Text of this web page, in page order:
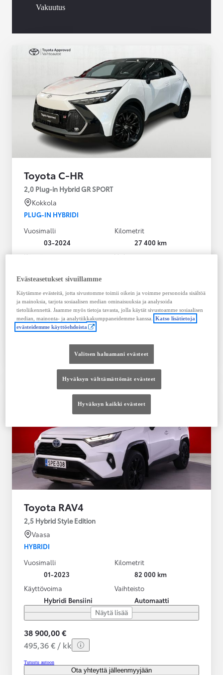
Vakuutus
Toyota C-HR
2,0 Plug-in Hybrid GR SPORT
Kokkola
PLUG-IN HYBRIDI
Vuosimalli
03-2024
Kilometrit
27 400 km
Käyttövoima
Bensiini
Vaihteisto
Näytä lisää
36 900,00 €
Tutustu autoon
Vertaile
Toyota RAV4
2,5 Hybrid Style Edition
Vaasa
HYBRIDI
Vuosimalli
01-2023
Kilometrit
82 000 km
Käyttövoima
Hybridi Bensiini
Vaihteisto
Automaatti
Näytä lisää
38 900,00 €
495,36 € / kk
Tutustu autoon
Ota yhteyttä jälleenmyyjään
Evästeasetukset sivuillamme
Käytämme evästeitä, jotta sivustomme toimii oikein ja voimme personoida sisältöä
ja mainoksia, tarjota sosiaalisen median ominaisuuksia ja analysoida
tietoliikennettä. Jaamme myös tietoja tavasta, jolla käytät sivustoamme sosiaalisen
median, mainonta- ja analytiikkakumppaneidemme kanssa. Katso lisätietoja
evästeidemme käyttöehdoista
Valitsen haluamani evästeet
Hyväksyn välttämättömät evästeet
Hyväksyn kaikki evästeet